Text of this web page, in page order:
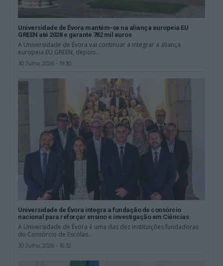
Universidade de Évora mantém-se na aliança europeia EU
GREEN até 2028 e garante 782 mil euros
A Universidade de Évora vai continuar a integrar a aliança
europeia EU GREEN, depois...
30 Julho, 2026 - 19:30
Universidade de Évora integra a fundação de consórcio
nacional para reforçar ensino e investigação em Ciências
A Universidade de Évora é uma das dez instituições fundadoras
do Consórcio de Escolas...
30 Julho, 2026 - 16:32